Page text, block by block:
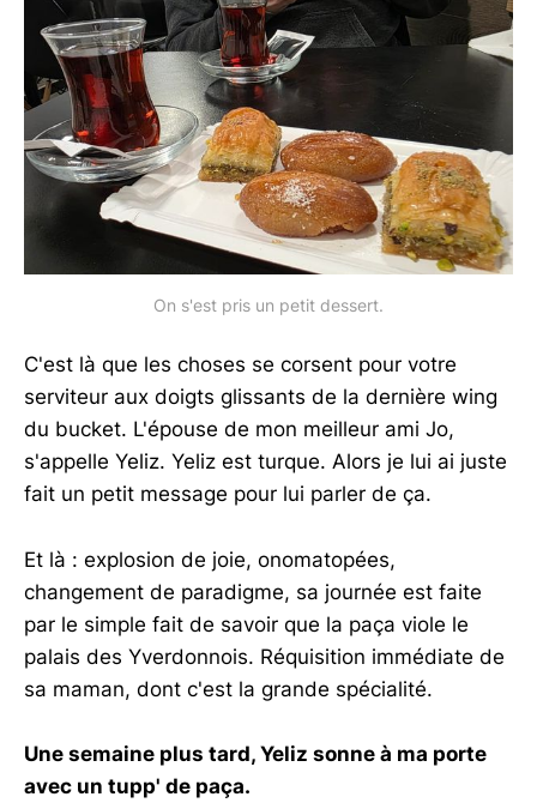
On s'est pris un petit dessert.
C'est là que les choses se corsent pour votre
serviteur aux doigts glissants de la dernière wing
du bucket. L'épouse de mon meilleur ami Jo,
s'appelle Yeliz. Yeliz est turque. Alors je lui ai juste
fait un petit message pour lui parler de ça.
Et là : explosion de joie, onomatopées,
changement de paradigme, sa journée est faite
par le simple fait de savoir que la paça viole le
palais des Yverdonnois. Réquisition immédiate de
sa maman, dont c'est la grande spécialité.
Une semaine plus tard, Yeliz sonne à ma porte
avec un tupp' de paça.